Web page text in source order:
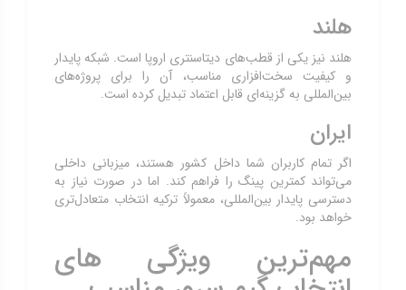
هلند
هلند نیز یکی از قطب‌های دیتاسنتری اروپا است. شبکه پایدار
و کیفیت سخت‌افزاری مناسب، آن را برای پروژه‌های
بین‌المللی به گزینه‌ای قابل اعتماد تبدیل کرده است.
ایران
اگر تمام کاربران شما داخل کشور هستند، میزبانی داخلی
می‌تواند کمترین پینگ را فراهم کند. اما در صورت نیاز به
دسترسی پایدار بین‌المللی، معمولاً ترکیه انتخاب متعادل‌تری
خواهد بود.
مهم‌ترین ویژگی های